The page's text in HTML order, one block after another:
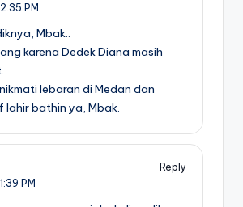
2:35 PM
Mbak..
karena Dedek Diana masih
lebaran di Medan dan
lahir bathin ya, Mbak.
Reply
1:39 PM